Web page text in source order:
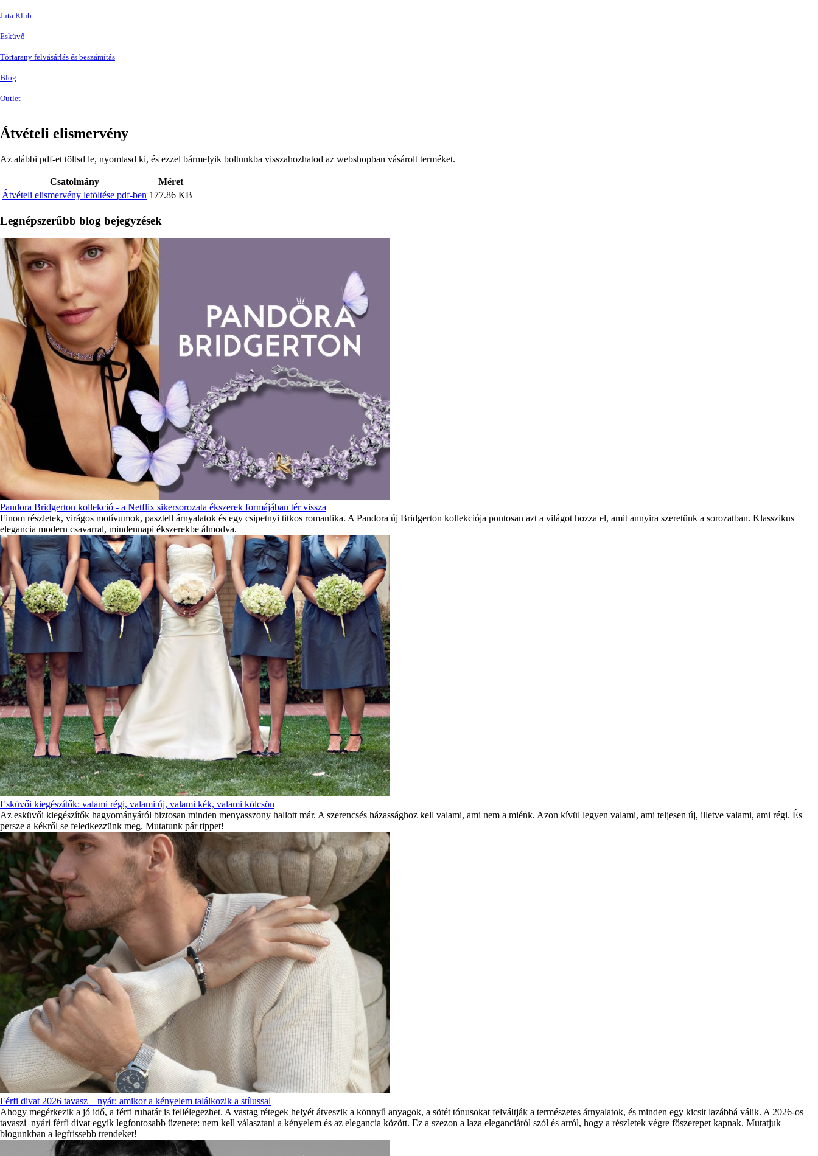
Juta Klub
Esküvő
Törtarany felvásárlás és beszámítás
Blog
Outlet
Átvételi elismervény
Az alábbi pdf-et töltsd le, nyomtasd ki, és ezzel bármelyik boltunkba visszahozhatod az webshopban vásárolt terméket.
Csatolmány
Méret
Átvételi elismervény letöltése pdf-ben 177.86 KB
Legnépszerűbb blog bejegyzések
Pandora Bridgerton kollekció - a Netflix sikersorozata ékszerek formájában tér vissza
Finom részletek, virágos motívumok, pasztell árnyalatok és egy csipetnyi titkos romantika. A Pandora új Bridgerton kollekciója pontosan azt a világot hozza el, amit annyira szeretünk a sorozatban. Klasszikus
elegancia modern csavarral, mindennapi ékszerekbe álmodva.
Esküvői kiegészítők: valami régi, valami új, valami kék, valami kölcsön
Az esküvői kiegészítők hagyományáról biztosan minden menyasszony hallott már. A szerencsés házassághoz kell valami, ami nem a miénk. Azon kívül legyen valami, ami teljesen új, illetve valami, ami régi. És
persze a kékről se feledkezzünk meg. Mutatunk pár tippet!
Férfi divat 2026 tavasz – nyár: amikor a kényelem találkozik a stílussal
Ahogy megérkezik a jó idő, a férfi ruhatár is fellélegezhet. A vastag rétegek helyét átveszik a könnyű anyagok, a sötét tónusokat felváltják a természetes árnyalatok, és minden egy kicsit lazábbá válik. A 2026-os
tavaszi–nyári férfi divat egyik legfontosabb üzenete: nem kell választani a kényelem és az elegancia között. Ez a szezon a laza eleganciáról szól és arról, hogy a részletek végre főszerepet kapnak. Mutatjuk
blogunkban a legfrissebb trendeket!